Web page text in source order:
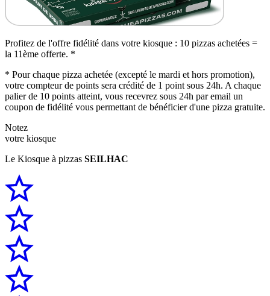
Profitez de l'offre fidélité dans votre kiosque : 10 pizzas achetées =
la 11ème offerte. *
* Pour chaque pizza achetée (excepté le mardi et hors promotion),
votre compteur de points sera crédité de 1 point sous 24h. A chaque
palier de 10 points atteint, vous recevrez sous 24h par email un
coupon de fidélité vous permettant de bénéficier d'une pizza gratuite.
Notez
votre kiosque
Le Kiosque à pizzas SEILHAC